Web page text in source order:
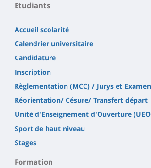
Etudiants
Accueil scolarité
Calendrier universitaire
Candidature
Inscription
Règlementation (MCC) / Jurys et
Réorientation/ Césure/ Transfert départ
Unité d'Enseignement d'Ouverture
Sport de haut niveau
Stages
Formation